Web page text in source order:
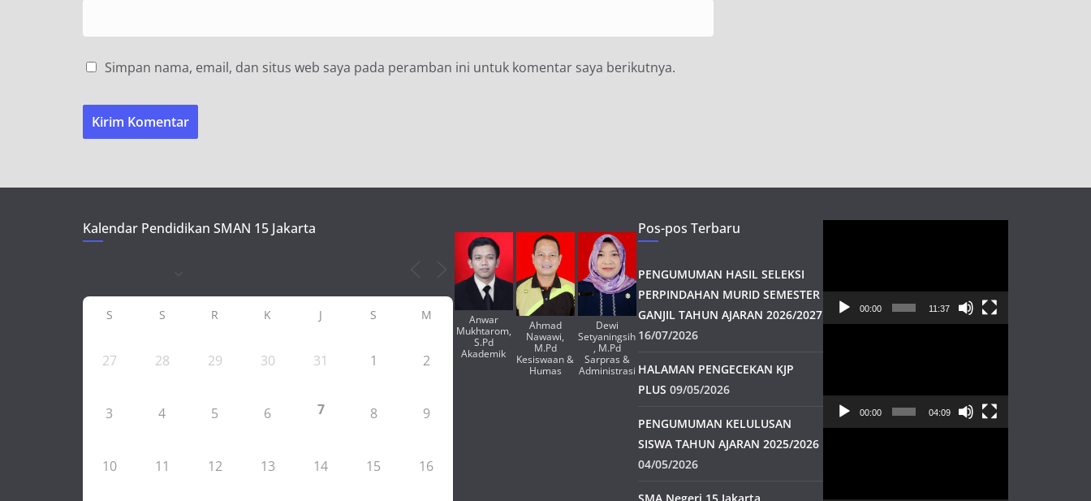
Simpan nama, email, dan situs web saya pada peramban ini untuk komentar saya berikutnya.
Kalendar Pendidikan SMAN 15 Jakarta
S S R K J S M
27 28 29 30 31 1 2
3 4 5 6 7 8 9
10 11 12 13 14 15 16
Anwar
Mukhtarom,
S.Pd
Akademik
Ahmad
Nawawi,
M.Pd
Kesiswaan &
Humas
Dewi
Setyaningsih
, M.Pd
Sarpras &
Administrasi
Pos-pos Terbaru
PENGUMUMAN HASIL SELEKSI
PERPINDAHAN MURID SEMESTER
GANJIL TAHUN AJARAN 2026/2027
16/07/2026
HALAMAN PENGECEKAN KJP
PLUS 09/05/2026
PENGUMUMAN KELULUSAN
SISWA TAHUN AJARAN 2025/2026
04/05/2026
SMA Negeri 15 Jakarta
00:00 11:37
00:00 04:09